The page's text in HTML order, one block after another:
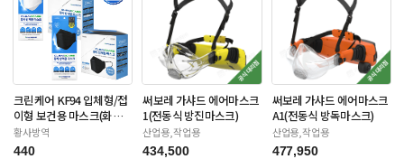
크린케어 KF94 입체형/접
이형 보건용 마스크(화이
트/블랙-대형)
황사방역
440
써보레 가샤드 에어마스크
1(전동식 방진마스크)
산업용,작업용
434,500
써보레 가샤드 에어마스크
A1(전동식 방독마스크)
산업용,작업용
477,950